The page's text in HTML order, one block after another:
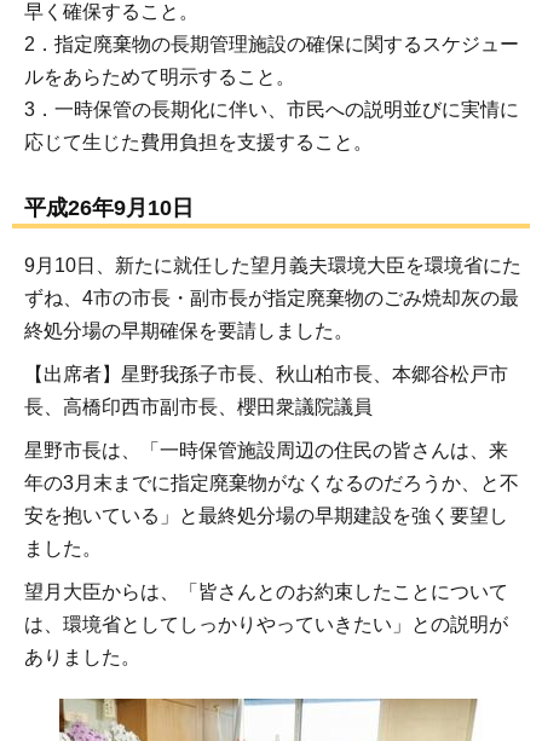
早く確保すること。
2．指定廃棄物の長期管理施設の確保に関するスケジュー
ルをあらためて明示すること。
3．一時保管の長期化に伴い、市民への説明並びに実情に
応じて生じた費用負担を支援すること。
平成26年9月10日
9月10日、新たに就任した望月義夫環境大臣を環境省にた
ずね、4市の市長・副市長が指定廃棄物のごみ焼却灰の最
終処分場の早期確保を要請しました。
【出席者】星野我孫子市長、秋山柏市長、本郷谷松戸市
長、高橋印西市副市長、櫻田衆議院議員
星野市長は、「一時保管施設周辺の住民の皆さんは、来
年の3月末までに指定廃棄物がなくなるのだろうか、と不
安を抱いている」と最終処分場の早期建設を強く要望し
ました。
望月大臣からは、「皆さんとのお約束したことについて
は、環境省としてしっかりやっていきたい」との説明が
ありました。